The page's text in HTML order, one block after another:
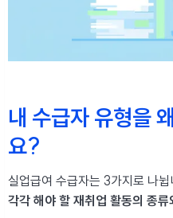
내 수급자 유형을
요?
실업급여 수급자는 3가지로 나뉩
각각 해야 할 재취업 활동의 종